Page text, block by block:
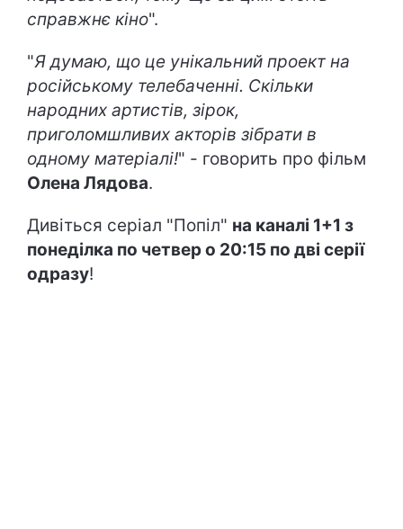
справжнє кіно".
"Я думаю, що це унікальний проект на
російському телебаченні. Скільки
народних артистів, зірок,
приголомшливих акторів зібрати в
одному матеріалі!" - говорить про фільм
Олена Лядова.
Дивіться серіал "Попіл" на каналі 1+1 з
понеділка по четвер о 20:15 по дві серії
одразу!